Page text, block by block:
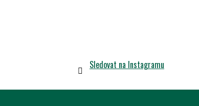
Sledovat na Instagramu
Z